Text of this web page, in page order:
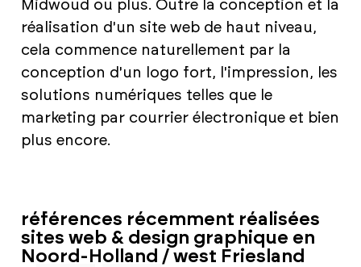
Midwoud ou plus. Outre la conception et la
réalisation d'un site web de haut niveau,
cela commence naturellement par la
conception d'un logo fort, l'impression, les
solutions numériques telles que le
marketing par courrier électronique et bien
plus encore.
références récemment réalisées
sites web & design graphique en
Noord-Holland / west Friesland